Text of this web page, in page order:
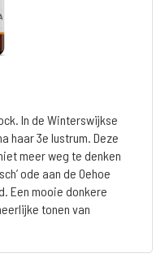
In de Winterswijkse
haar 3e lustrum. Deze
meer weg te denken
ode aan de Oehoe
Een mooie donkere
tonen van